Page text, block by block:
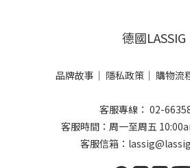
德國LASSIG
品牌故事 ｜ 隱私政策 ｜ 購物流
客服專線： 02-
客服時間：周一至周五
客服信箱：